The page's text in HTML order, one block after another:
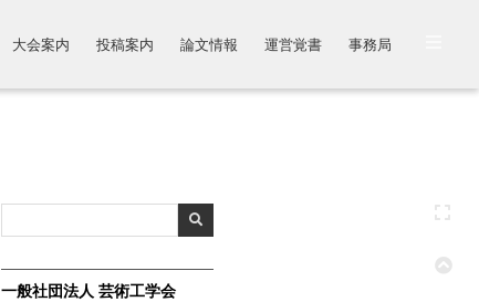
大会案内 投稿案内 論文情報 運営覚書 事務局
一般社団法人 芸術工学会